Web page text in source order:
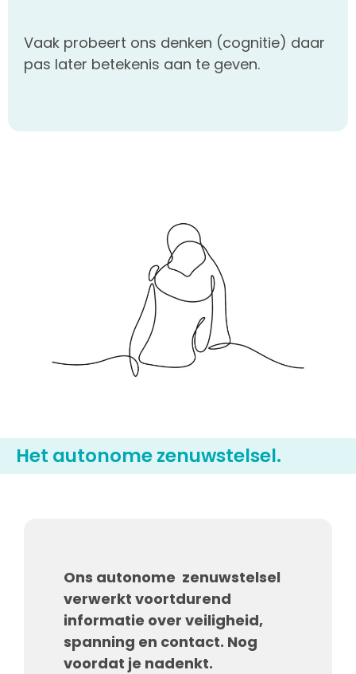
Vaak probeert ons denken (cognitie) daar
pas later betekenis aan te geven.
Het autonome zenuwstelsel.
Ons autonome zenuwstelsel
verwerkt voortdurend
informatie over veiligheid,
spanning en contact. Nog
voordat je nadenkt.